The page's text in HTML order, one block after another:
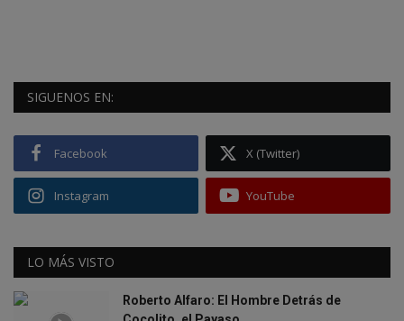
SIGUENOS EN:
Facebook X (Twitter)
Instagram YouTube
LO MÁS VISTO
Roberto Alfaro: El Hombre Detrás de